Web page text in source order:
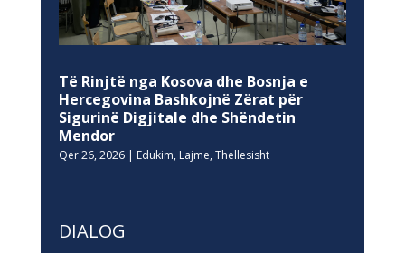
Të Rinjtë nga Kosova dhe Bosnja e
Hercegovina Bashkojnë Zërat për
Sigurinë Digjitale dhe Shëndetin
Mendor
Qer 26, 2026| Edukim, Lajme, Thellesisht
DIALOG